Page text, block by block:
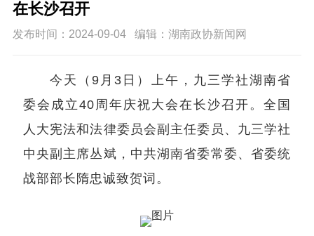
在长沙召开
发布时间：2024-09-04 编辑：湖南政协新闻网
今天（9月3日）上午，九三学社湖南省
委会成立40周年庆祝大会在长沙召开。全国
人大宪法和法律委员会副主任委员、九三学社
中央副主席丛斌，中共湖南省委常委、省委统
战部部长隋忠诚致贺词。